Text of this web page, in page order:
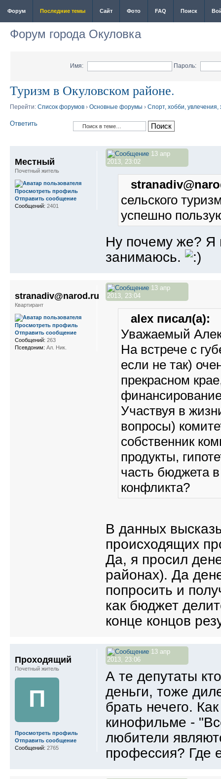
Форум Последние темы Сайт Фото FAQ Поиск
Форум города Окуловка
Имя: Пароль:
Туризм в Окуловском районе.
Перейти: Список форумов › Основные форумы › Спорт, хобби,
Ответить
13 апр
2013, 23:02
сельского
успешно
Ну почему же? Я
занимаюсь.
Местный
Почетный житель
Просмотреть профиль
Отправить сообщение
Сообщений: 2401
13 апр
2013, 23:04
alex писал(а):
Уважаемый
На встрече с
если не так)
прекрасном
Участвуя в
вопросы)
собственник
продукты,
часть бюджета
конфликта?
В данных
происходящих
Да, я просил
районах). Да
попросить и
как бюджет
конце концов
stranadiv@narod.ru
Квартирант
Просмотреть профиль
Отправить сообщение
Сообщений: 263
Псевдоним: Ал. Ник.
13 апр
2013, 23:06
А те депутаты
деньги, тоже
брать нечего.
кинофильме -
любители
профессия? Где
Проходящий
Почетный житель
П
Просмотреть профиль
Отправить сообщение
Сообщений: 2765